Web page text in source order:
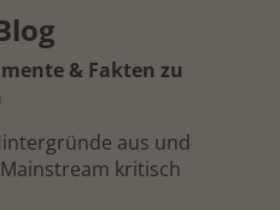
& Fakten zu
aus und
kritisch